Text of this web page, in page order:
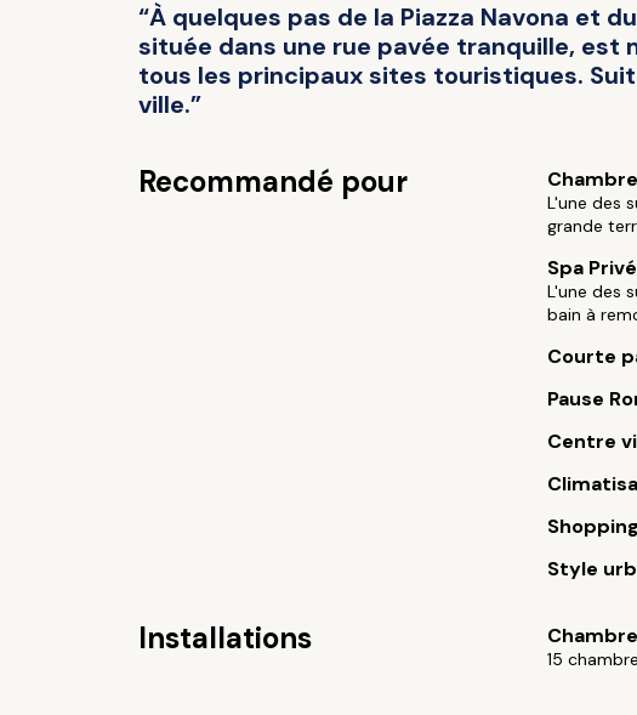
“À quelques pas de la Piazza Navona et
située dans une rue pavée tranquille,
tous les principaux sites touristiques.
ville.”
Recommandé pour
L'une des
grande
Spa Privé
L'une des
bain à
Courte
Pause
Centre
Style
Installations
15